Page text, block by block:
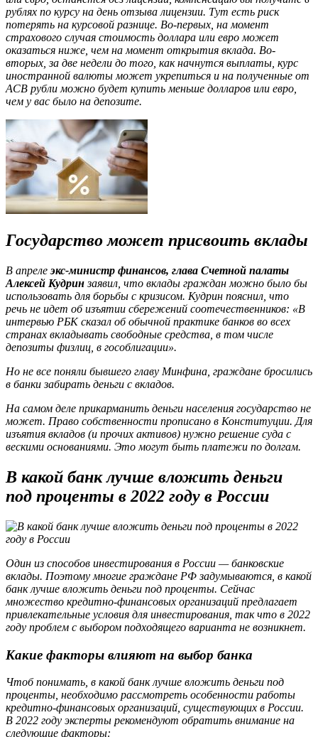
рублях по курсу на день отзыва лицензии. Тут есть риск
потерять на курсовой разнице. Во-первых, на момент
страхового случая стоимость доллара или евро может
оказаться ниже, чем на момент открытия вклада. Во-
вторых, за две недели до того, как начнутся выплаты, курс
иностранной валюты может укрепиться и на полученные от
АСВ рубли можно будет купить меньше долларов или евро,
чем у вас было на депозите.
Государство может присвоить вклады
В апрелеэкс-министр финансов, глава Счетной палаты
Алексей Кудринзаявил, что вклады граждан можно было бы
использовать для борьбы с кризисом. Кудрин пояснил, что
речь не идет об изъятии сбережений соотечественников: «В
интервью РБК сказал об обычной практике банков во всех
странах вкладывать свободные средства, в том числе
депозиты физлиц, в гособлигации».
Но не все поняли бывшего главу Минфина, граждане бросились
в банки забирать деньги с вкладов.
На самом деле прикарманить деньги населения государство не
может. Право собственности прописано в Конституции. Для
изъятия вкладов (и прочих активов) нужно решение суда с
вескими основаниями. Это могут быть платежи по долгам.
В какой банк лучше вложить деньги
под проценты в 2022 году в России
Один из способов инвестирования в России — банковские
вклады. Поэтому многие граждане РФ задумываются, в какой
банк лучше вложить деньги под проценты. Сейчас
множество кредитно-финансовых организаций предлагает
привлекательные условия для инвестирования, так что в 2022
году проблем с выбором подходящего варианта не возникнет.
Какие факторы влияют на выбор банка
Чтоб понимать, в какой банк лучше вложить деньги под
проценты, необходимо рассмотреть особенности работы
кредитно-финансовых организаций, существующих в России.
В 2022 году эксперты рекомендуют обратить внимание на
следующие факторы: